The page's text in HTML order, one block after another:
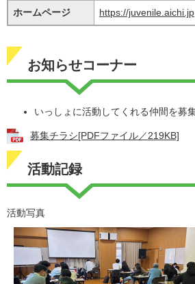
ホームページ https://juvenile.aichi.jp
お知らせコーナー
いっしょに活動してくれる仲間を募
募集チラシ[PDFファイル／219KB]
活動記録
活動写真